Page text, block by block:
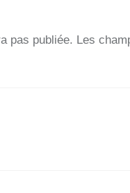
pas publiée. Les